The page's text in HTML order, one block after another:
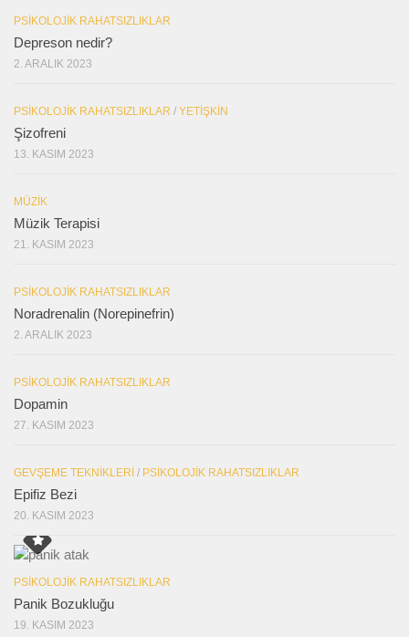
PSIKOLOJIK RAHATSIZLIKLAR
Depreson nedir?
2. ARALIK 2023
PSIKOLOJIK RAHATSIZLIKLAR / YETIŞKIN
Şizofreni
13. KASIM 2023
MÜZIK
Müzik Terapisi
21. KASIM 2023
PSIKOLOJIK RAHATSIZLIKLAR
Noradrenalin (Norepinefrin)
2. ARALIK 2023
PSIKOLOJIK RAHATSIZLIKLAR
Dopamin
27. KASIM 2023
GEVŞEME TEKNIKLERI / PSIKOLOJIK RAHATSIZLIKLAR
Epifiz Bezi
20. KASIM 2023
PSIKOLOJIK RAHATSIZLIKLAR
Panik Bozukluğu
19. KASIM 2023